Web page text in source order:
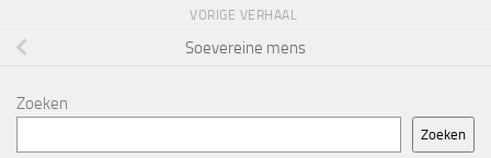
VORIGE VERHAAL
Soevereine mens
Zoeken
Zoeken